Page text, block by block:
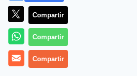
Es una historia cuando menos
Compartir
Compartir
Compartir